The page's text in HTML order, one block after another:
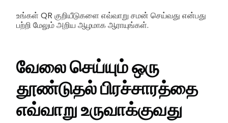
உங்கள் QR குறியீடுகளை எவ்வாறு சமன் செய்வது என்பது
பற்றி மேலும் அறிய ஆழமாக ஆராயுங்கள்.
வேலை செய்யும் ஒரு
தூண்டுதல் பிரச்சாரத்தை
எவ்வாறு உருவாக்குவது